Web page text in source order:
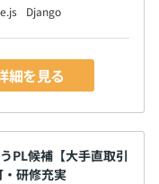
Django
細を見る
PL候補【大手直取引
研修充実